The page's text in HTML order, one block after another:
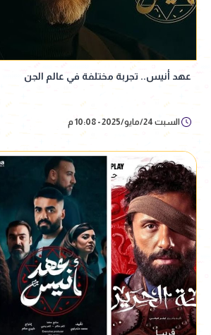
عهد أنيس.. تجربة مختلفة في عالم الجن
السبت 24/مايو/2025 - 10:08 م